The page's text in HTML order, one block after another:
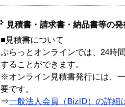
見積書・請求書・納品書等の
■見積書について
ぷらっとオンラインでは、24時
することができます。
※オンライン見積書発行には、
要です。
⇒一般法人会員（BizID）の詳細